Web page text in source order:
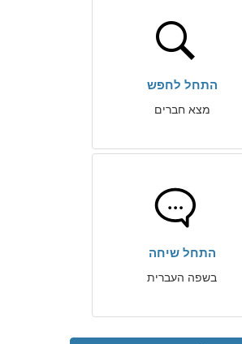
התחל לחפש
מצא חברים
התחל שיחה
בשפה העברית